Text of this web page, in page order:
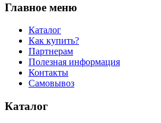
Главное меню
Каталог
Как купить?
Партнерам
Полезная информация
Контакты
Самовывоз
Каталог